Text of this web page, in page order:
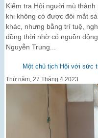
Kiểm tra Hội người mù
khi không có được đôi mắt
khác, nhưng bằng trí tuệ,
đồng thời nhờ có nguồn
Nguyễn Trung...
Một chủ tịch Hội với sức
Thứ năm, 27 Tháng 4 2023